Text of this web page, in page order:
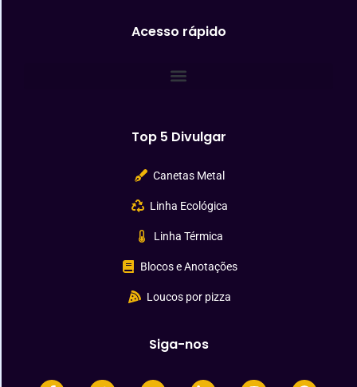
Acesso rápido
Top 5 Divulgar
Canetas Metal
Linha Ecológica
Linha Térmica
Blocos e Anotações
Loucos por pizza
Siga-nos